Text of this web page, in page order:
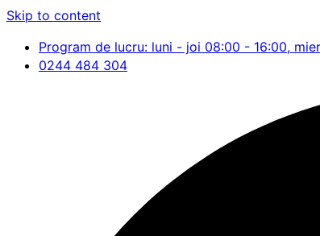
Skip to content
Program de lucru: luni - joi 08:00 - 16:00,
0244 484 304